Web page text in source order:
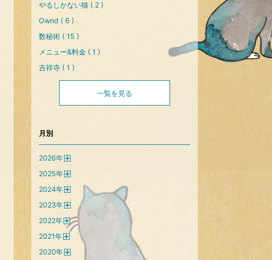
やるしかない猫 ( 2 )
Ownd ( 6 )
数秘術 ( 15 )
メニュー&料金 ( 1 )
吉祥寺 ( 1 )
一覧を見る
月別
2026年
2025年
2024年
く
2023年
開
く
2022年
開
く
2021年
2020年